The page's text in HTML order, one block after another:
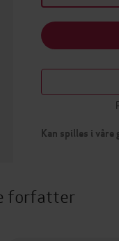
Kan spilles i
forfatter